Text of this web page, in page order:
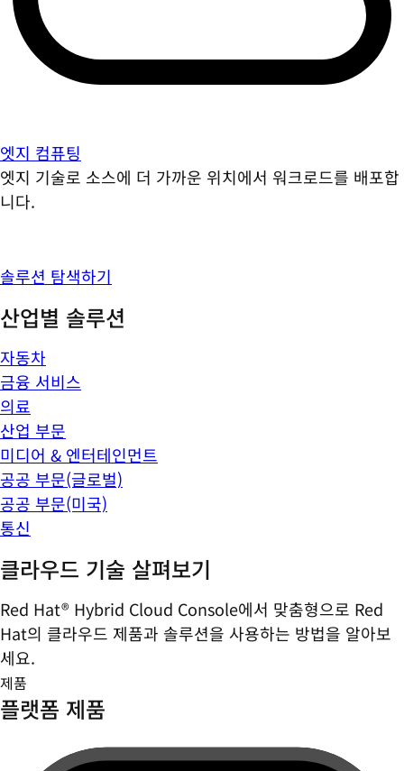
엣지 컴퓨팅
엣지 기술로 소스에 더 가까운 위치에서 워크로드를 배포합
니다.
솔루션 탐색하기
산업별 솔루션
자동차
금융 서비스
의료
산업 부문
미디어 & 엔터테인먼트
공공 부문(글로벌)
공공 부문(미국)
통신
클라우드 기술 살펴보기
Red Hat® Hybrid Cloud Console에서 맞춤형으로 Red
Hat의 클라우드 제품과 솔루션을 사용하는 방법을 알아보
세요.
제품
플랫폼 제품